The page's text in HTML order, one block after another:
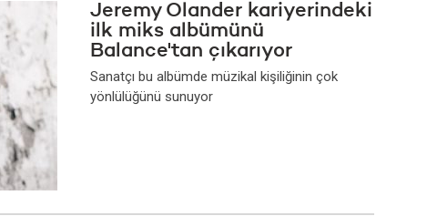
Jeremy Olander kariyerindeki
ilk miks albümünü
Balance'tan çıkarıyor
Sanatçı bu albümde müzikal kişiliğinin çok
yönlülüğünü sunuyor